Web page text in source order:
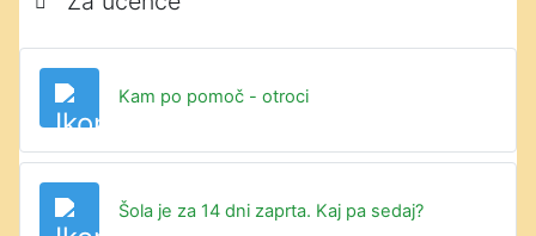
Kam po pomoč - otrociDatoteka
Šola je za 14 dni zaprta. Kaj pa sedaj?Datoteka